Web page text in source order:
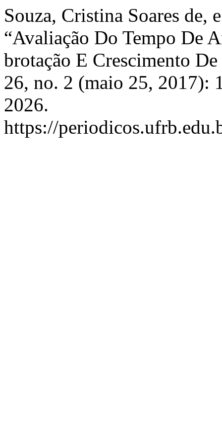
Souza, Cristina Soares de,
“Avaliação Do Tempo De
brotação E Crescimento
26, no. 2 (maio 25, 2017):
2026.
https://